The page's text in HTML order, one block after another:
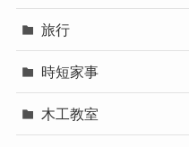
旅行
時短家事
木工教室